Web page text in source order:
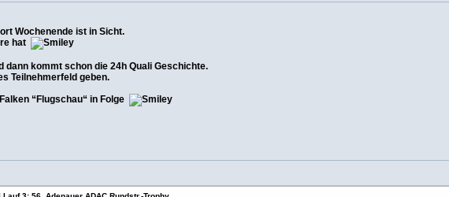
Wochenende ist in Sicht.
hat
dann kommt schon die 24h Quali Geschichte.
Teilnehmerfeld geben.
“Flugschau“ in Folge